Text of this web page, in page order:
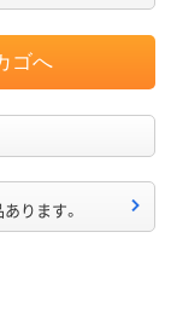
ゴへ
ります。